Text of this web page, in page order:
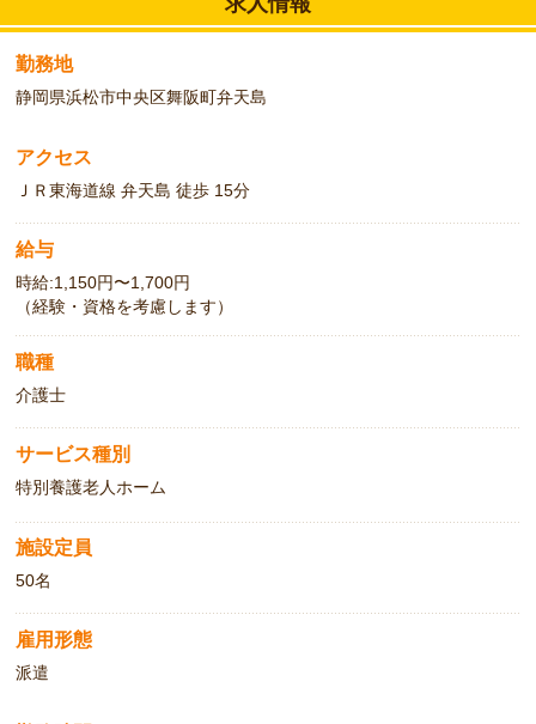
勤務地
静岡県浜松市中央区舞阪町弁天島
アクセス
ＪＲ東海道線 弁天島 徒歩 15分
給与
時給:1,150円〜1,700円
（経験・資格を考慮します）
職種
介護士
サービス種別
特別養護老人ホーム
施設定員
50名
雇用形態
派遣